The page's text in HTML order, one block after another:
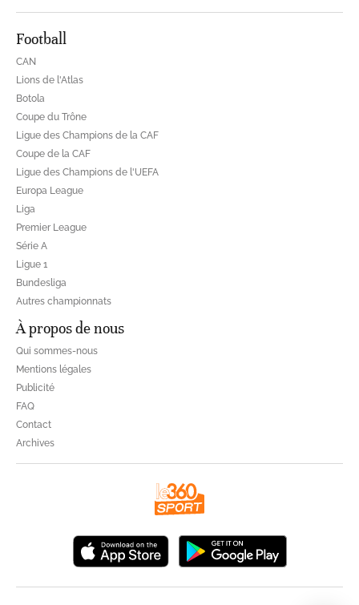
Football
CAN
Lions de l'Atlas
Botola
Coupe du Trône
Ligue des Champions de la CAF
Coupe de la CAF
Ligue des Champions de l'UEFA
Europa League
Liga
Premier League
Série A
Ligue 1
Bundesliga
Autres championnats
À propos de nous
Qui sommes-nous
Mentions légales
Publicité
FAQ
Contact
Archives